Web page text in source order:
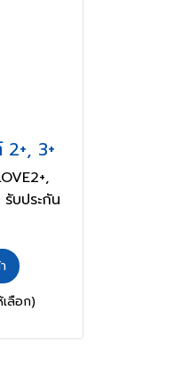
3+
รับประกัน
นภัย
ลือก)